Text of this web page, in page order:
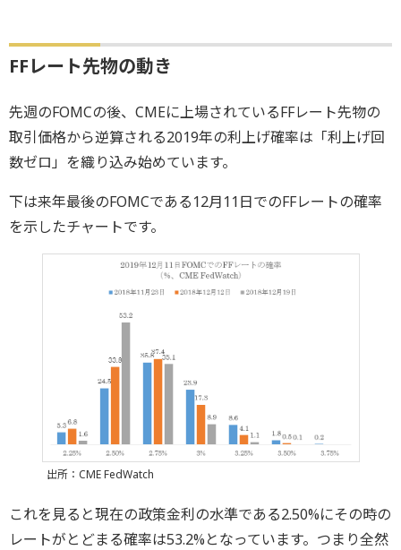
FFレート先物の動き
先週のFOMCの後、CMEに上場されているFFレート先物の
取引価格から逆算される2019年の利上げ確率は「利上げ回
数ゼロ」を織り込み始めています。
下は来年最後のFOMCである12月11日でのFFレートの確率
を示したチャートです。
出所：CME FedWatch
これを見ると現在の政策金利の水準である2.50%にその時の
レートがとどまる確率は53.2%となっています。つまり全然